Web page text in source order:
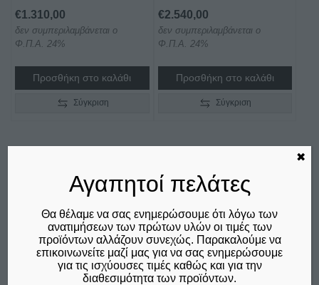
€1.310,00
δεν συμπεριλαμβάνεται ο
Φ.Π.Α. 24%
Προσθήκη στο καλάθι
Σύγκριση
€2.540,00
δεν συμπεριλαμβάνεται ο
Φ.Π.Α. 24%
Προσθήκη στο καλάθι
Σύγκριση
Αγαπητοί πελάτες
Θα θέλαμε να σας ενημερώσουμε ότι λόγω των
ανατιμήσεων των πρώτων υλών οι τιμές των
προϊόντων αλλάζουν συνεχώς. Παρακαλούμε να
επικοινωνείτε μαζί μας για να σας ενημερώσουμε
για τις ισχύουσες τιμές καθώς και για την
διαθεσιμότητα των προϊόντων.
✖